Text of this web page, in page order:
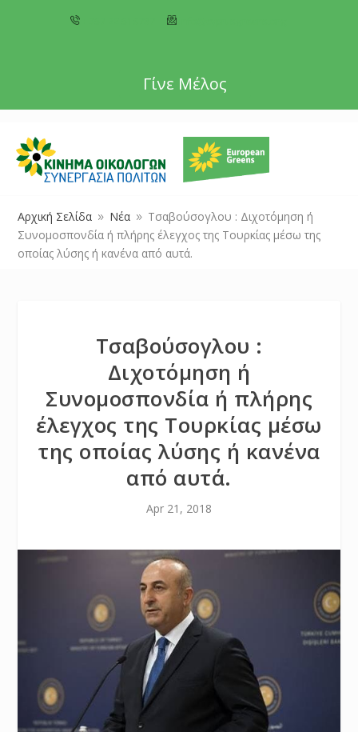
Γίνε Μέλος
Αρχική Σελίδα 9 Νέα 9 Τσαβούσογλου : Διχοτόμηση ή
Συνομοσπονδία ή πλήρης έλεγχος της Τουρκίας μέσω της
οποίας λύσης ή κανένα από αυτά.
Τσαβούσογλου :
Διχοτόμηση ή
Συνομοσπονδία ή πλήρης
έλεγχος της Τουρκίας μέσω
της οποίας λύσης ή κανένα
από αυτά.
Apr 21, 2018